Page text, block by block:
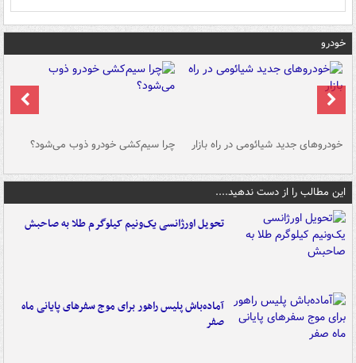
خودرو
خودروهای جدید شیائومی در راه بازار چرا سیم‌کشی خودرو ذوب می‌شود؟
این مطالب را از دست ندهید....
تحویل اورژانسی یک‌ونیم کیلوگرم طلا به صاحبش
آماده‌باش پلیس راهور برای موج سفرهای پایانی ماه
صفر